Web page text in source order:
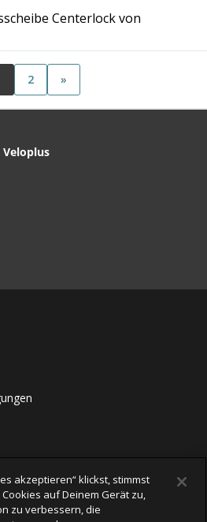
Centerlock von
2 »
akzeptieren“ klickst, stimmst
auf Deinem Gerät zu,
zu verbessern, die